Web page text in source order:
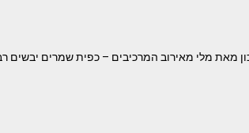
מאת מלי מאירוב המרכיבים – כפית שמרים יבשים